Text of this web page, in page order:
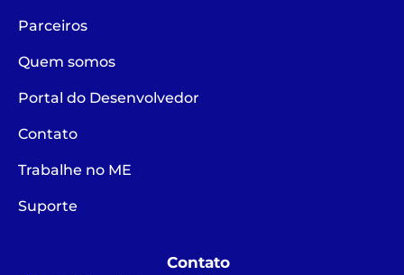
Parceiros
Quem somos
Portal do Desenvolvedor
Contato
Trabalhe no ME
Suporte
Contato